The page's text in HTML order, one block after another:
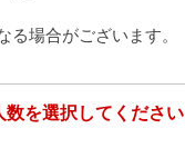
る場合がございます。
数を選択してください